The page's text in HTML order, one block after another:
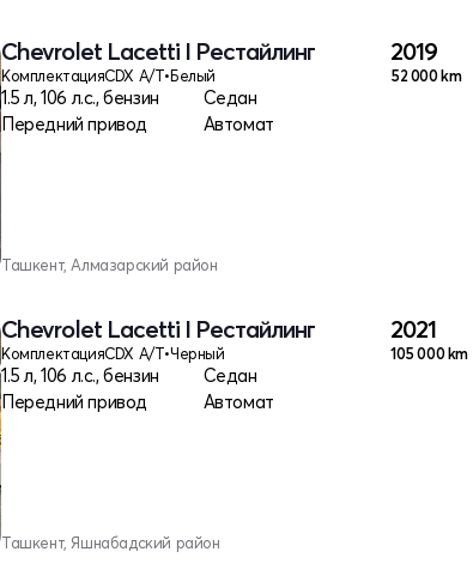
Chevrolet Lacetti I Рестайлинг
КомплектацияCDX A/T•Белый
1.5 л, 106 л.с., бензин
Седан
Передний привод
Автомат
2019
52 000 km
Ташкент, Алмазарский район
Chevrolet Lacetti I Рестайлинг
КомплектацияCDX A/T•Черный
1.5 л, 106 л.с., бензин
Седан
Передний привод
Автомат
2021
105 000 km
Ташкент, Яшнабадский район